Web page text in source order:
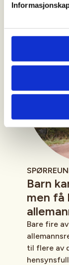
Barn
men få
Bare fire
til flere av